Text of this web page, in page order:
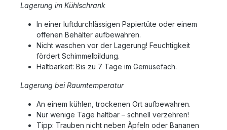
Lagerung im Kühlschrank
In einer luftdurchlässigen Papiertüte oder einem
offenen Behälter aufbewahren.
Nicht waschen vor der Lagerung! Feuchtigkeit
fördert Schimmelbildung.
Haltbarkeit: Bis zu 7 Tage im Gemüsefach.
Lagerung bei Raumtemperatur
An einem kühlen, trockenen Ort aufbewahren.
Nur wenige Tage haltbar – schnell verzehren!
Tipp: Trauben nicht neben Äpfeln oder Bananen